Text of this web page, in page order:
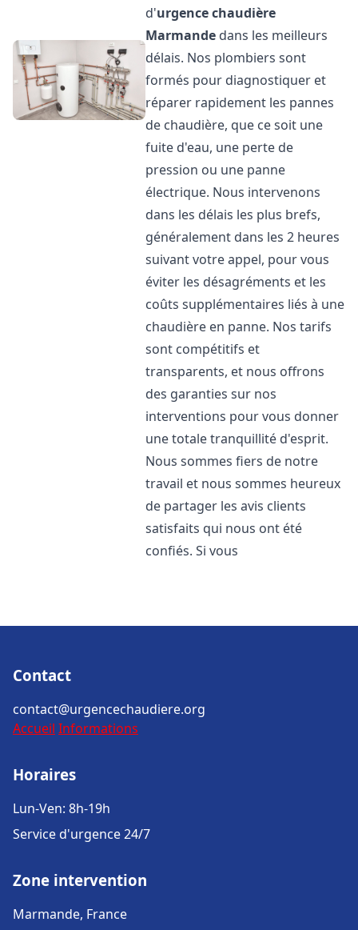
d'urgence chaudière
Marmande dans les meilleurs
délais. Nos plombiers sont
formés pour diagnostiquer et
réparer rapidement les pannes
de chaudière, que ce soit une
fuite d'eau, une perte de
pression ou une panne
électrique. Nous intervenons
dans les délais les plus brefs,
généralement dans les 2 heures
suivant votre appel, pour vous
éviter les désagréments et les
coûts supplémentaires liés à une
chaudière en panne. Nos tarifs
sont compétitifs et
transparents, et nous offrons
des garanties sur nos
interventions pour vous donner
une totale tranquillité d'esprit.
Nous sommes fiers de notre
travail et nous sommes heureux
de partager les avis clients
satisfaits qui nous ont été
confiés. Si vous
Contact
contact@urgencechaudiere.org
Accueil Informations
Horaires
Lun-Ven: 8h-19h
Service d'urgence 24/7
Zone intervention
Marmande, France